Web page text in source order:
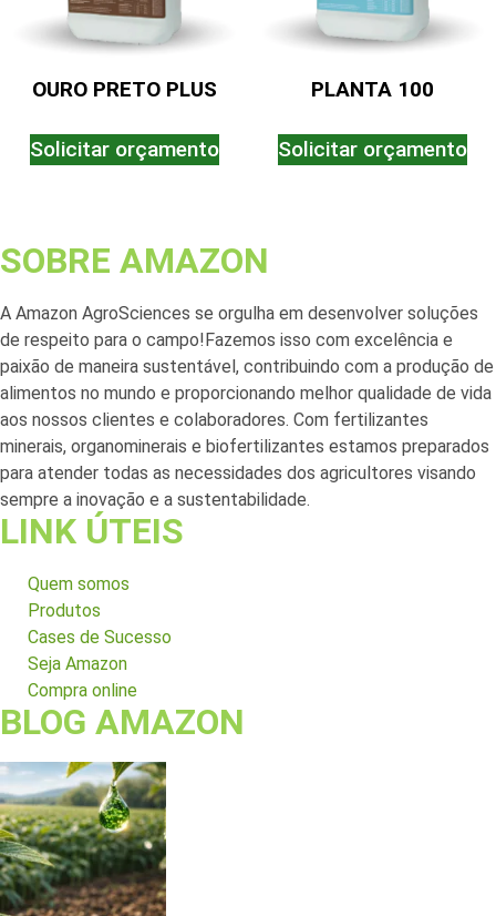
OURO PRETO PLUS
Solicitar orçamento
PLANTA 100
Solicitar orçamento
SOBRE AMAZON
A Amazon AgroSciences se orgulha em desenvolver soluções
de respeito para o campo!Fazemos isso com excelência e
paixão de maneira sustentável, contribuindo com a produção de
alimentos no mundo e proporcionando melhor qualidade de vida
aos nossos clientes e colaboradores. Com fertilizantes
minerais, organominerais e biofertilizantes estamos preparados
para atender todas as necessidades dos agricultores visando
sempre a inovação e a sustentabilidade.
LINK ÚTEIS
Quem somos
Produtos
Cases de Sucesso
Seja Amazon
Compra online
BLOG AMAZON